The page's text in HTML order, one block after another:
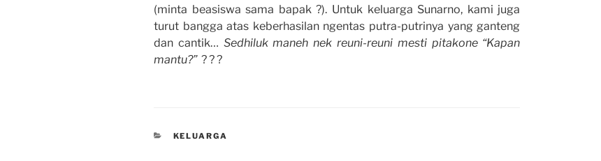
(minta beasiswa sama bapak ?). Untuk keluarga Sunarno, kami juga
turut bangga atas keberhasilan ngentas putra-putrinya yang ganteng
dan cantik… Sedhiluk maneh nek reuni-reuni mesti pitakone “Kapan
mantu?” ? ? ?
CATEGORIES
KELUARGA